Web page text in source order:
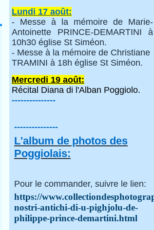
Lundi 17 août:
- Messe à la mémoire de Marie-
Antoinette PRINCE-DEMARTINI à
10h30 église St Siméon.
- Messe à la mémoire de Christiane
TRAMINI à 18h église St Siméon.
Mercredi 19 août:
Récital Diana di l'Alban Poggiolo.
---------------
---------------
L'album de photos des
Poggiolais:
Pour le commander, suivre le lien:
https://
nostri-antichi-di-u-pighjolu-de-
philippe-prince-demartini.html